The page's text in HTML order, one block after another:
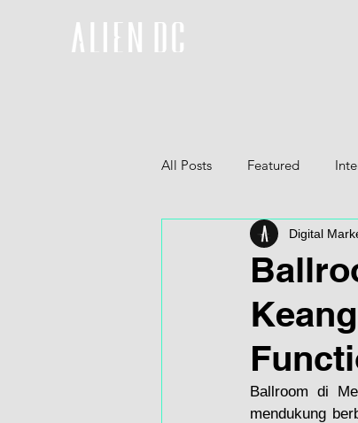
All Posts Featured
3D
Digital
Ballroom di
mendukung